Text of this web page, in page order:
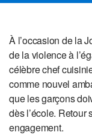
À l’occasion de la
de la violence à
célèbre chef
comme nouvel
que les garçons
dès l’école. Retour
engagement.